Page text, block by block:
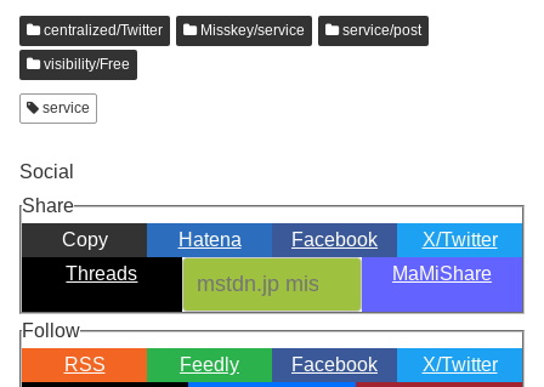
centralized/Twitter Misskey/service
service/post
visibility/Free
service
Social
Share
Copy
Hatena Facebook
X/Twitter
Threads
MaMiShare
Follow
RSS
Feedly Facebook
X/Twitter